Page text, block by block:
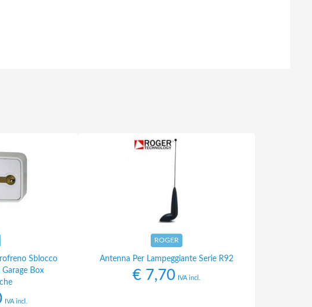
Sblocco
Box
IVA incl.
ROGER
Antenna Per Lampeggiante Serie R92
€7,70 IVA incl.